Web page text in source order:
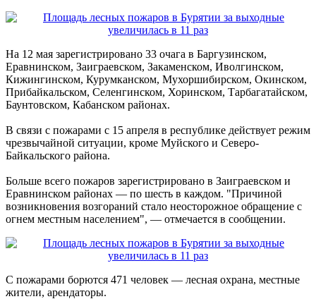
На 12 мая зарегистрировано 33 очага в Баргузинском,
Еравнинском, Заиграевском, Закаменском, Иволгинском,
Кижингинском, Курумканском, Мухоршибирском, Окинском,
Прибайкальском, Селенгинском, Хоринском, Тарбагатайском,
Баунтовском, Кабанском районах.
В связи с пожарами с 15 апреля в республике действует режим
чрезвычайной ситуации, кроме Муйского и Северо-
Байкальского района.
Больше всего пожаров зарегистрировано в Заиграевском и
Еравнинском районах — по шесть в каждом. "Причиной
возникновения возгораний стало неосторожное обращение с
огнем местным населением", — отмечается в сообщении.
С пожарами борются 471 человек — лесная охрана, местные
жители, арендаторы.